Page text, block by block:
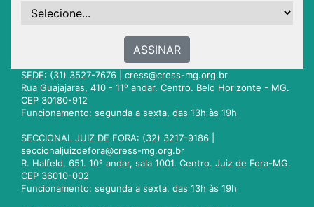
ASSINAR
SEDE: (31) 3527-7676 | cress@cress-mg.org.br
Rua Guajajaras, 410 - 11º andar. Centro. Belo Horizonte - MG.
CEP 30180-912
Funcionamento: segunda a sexta, das 13h às 19h
SECCIONAL JUIZ DE FORA: (32) 3217-9186 |
seccionaljuizdefora@cress-mg.org.br
R. Halfeld, 651. 10º andar, sala 1001. Centro. Juiz de Fora-MG.
CEP 36010-002
Funcionamento: segunda a sexta, das 13h às 19h